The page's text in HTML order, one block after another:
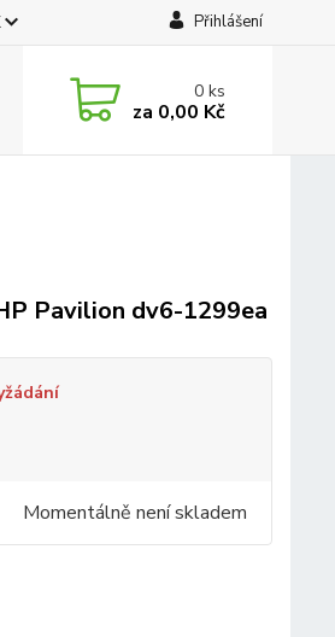
Přihlášení
0ks
za 0,00 Kč
Pavilion dv6-1299ea
Momentálně není skladem